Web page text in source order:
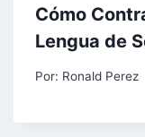
Cómo
Lengua de
Por: Ronald Perez